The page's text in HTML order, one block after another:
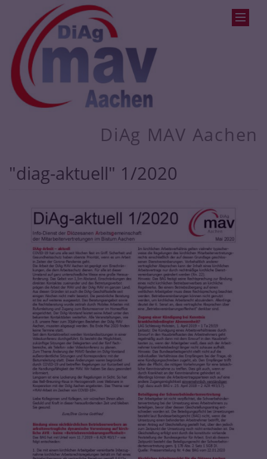
DiAg MAV Aachen
"diag-aktuell" 1/2020